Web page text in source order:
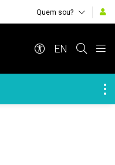
Quem sou?
EN